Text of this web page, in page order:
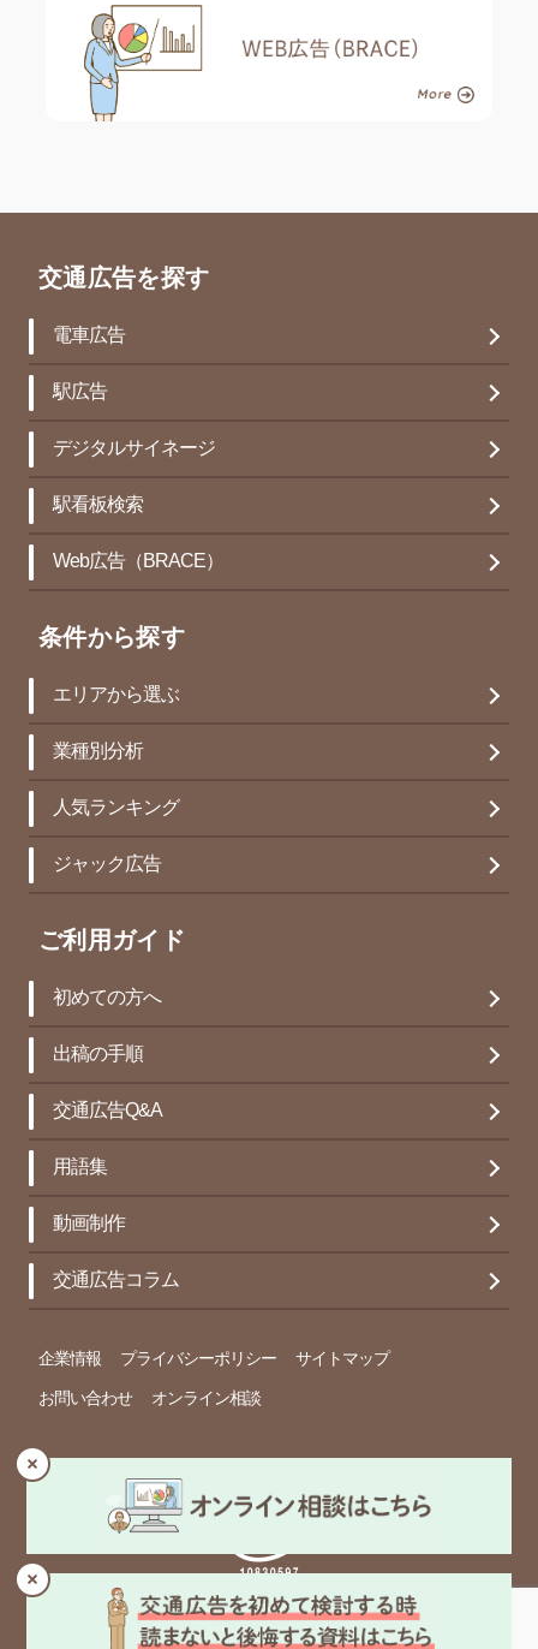
交通広告を探す
電車広告
駅広告
デジタルサイネージ
駅看板検索
Web広告（BRACE）
条件から探す
エリアから選ぶ
業種別分析
人気ランキング
ジャック広告
ご利用ガイド
初めての方へ
出稿の手順
交通広告Q&A
用語集
動画制作
交通広告コラム
企業情報 プライバシーポリシー サイトマップ
お問い合わせ オンライン相談
© Copyright 春光社 Inc. All rights reserved.